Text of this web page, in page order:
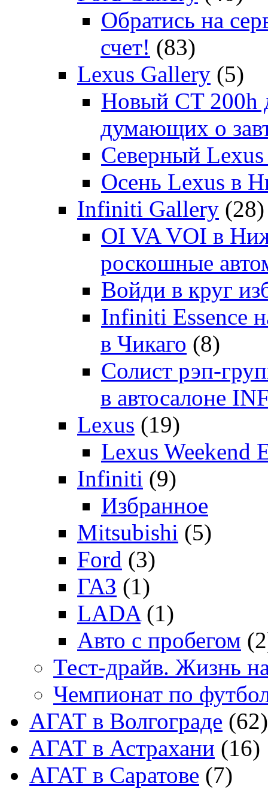
Обратись на
счет! (83)
Lexus Gallery (5)
Новый CT 200h
думающих о
Северный Lexus
Осень Lexus в
Infiniti Gallery (28)
OI VA VOI в
роскошные
Войди в круг
Infiniti Essence
в Чикаго (8)
Солист рэп-
в автосалоне
Lexus (19)
Lexus Weekend
Infiniti (9)
Избранное
Mitsubishi (5)
Ford (3)
ГАЗ (1)
LADA (1)
Авто с пробегом
Тест-драйв. Жизнь
Чемпионат по
АГАТ в Волгограде (62)
АГАТ в Астрахани (16)
АГАТ в Саратове (7)